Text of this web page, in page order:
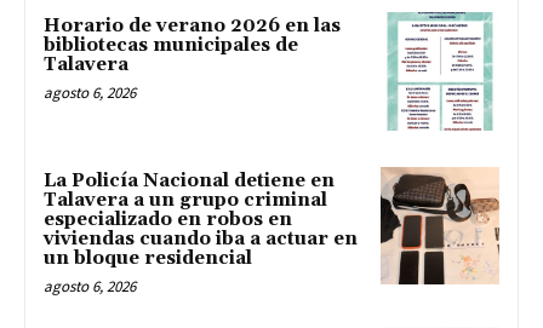
Horario de verano 2026 en las
bibliotecas municipales de
Talavera
agosto 6, 2026
La Policía Nacional detiene en
Talavera a un grupo criminal
especializado en robos en
viviendas cuando iba a actuar en
un bloque residencial
agosto 6, 2026